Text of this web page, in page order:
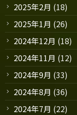
2025年2月 (18)
2025年1月 (26)
2024年12月 (18)
2024年11月 (12)
2024年9月 (33)
2024年8月 (36)
2024年7月 (22)